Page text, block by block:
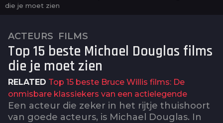
die je moet zien
2
j
a
r
a
g
o
ACTEURS ,FILMS
Top 15 beste Michael Douglas films
die je moet zien
RELATED Top 15 beste Bruce Willis films: De
onmisbare klassiekers van een actielegende
Een acteur die zeker in het rijtje thuishoort
van goede acteurs, is Michael Douglas. In